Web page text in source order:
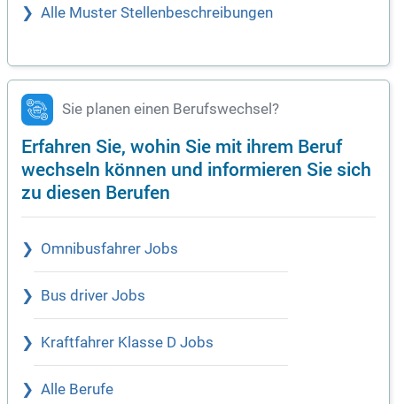
Alle Muster Stellenbeschreibungen
Sie planen einen Berufswechsel?
Erfahren Sie, wohin Sie mit ihrem Beruf
wechseln können und informieren Sie sich
zu diesen Berufen
Omnibusfahrer Jobs
Bus driver Jobs
Kraftfahrer Klasse D Jobs
Alle Berufe